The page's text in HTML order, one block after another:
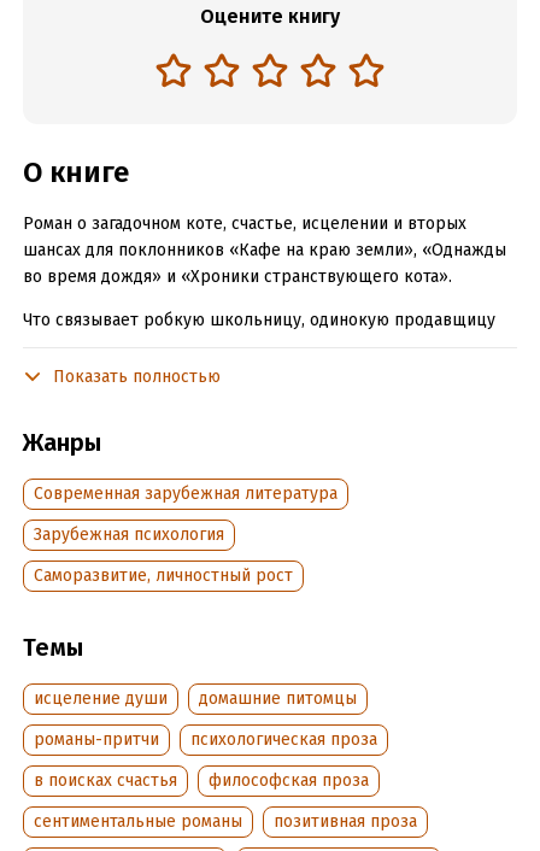
Оцените книгу
О книге
Роман о загадочном коте, счастье, исцелении и вторых
шансах для поклонников «Кафе на краю земли», «Однажды
во время дождя» и «Хроники странствующего кота».
Что связывает робкую школьницу, одинокую продавщицу
Казалось бы, ничего. Но в жизни каждого из них вдруг
чудеса, обрести опору и решиться на перемены.
Порой счастье просто приходит к вашему дому, мурлыча у
ног и смотря на вас глазами, полными бездонного доверия…
Позвольте ему войти. И жизнь уже никогда не будет
прежней.
В формате PDF A4 сохранён издательский дизайн.
Подробная информация
Дата написания:1 января 2025
Объем:227562
Год издания:2026
Показать полностью
Жанры
Современная зарубежная литература
Зарубежная психология
Саморазвитие, личностный рост
Темы
исцеление души
домашние питомцы
романы-притчи
психологическая проза
в поисках счастья
философская проза
сентиментальные романы
позитивная проза